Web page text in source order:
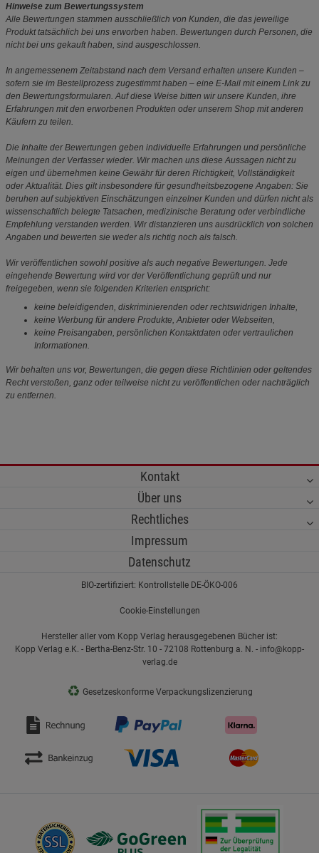
Hinweise zum Bewertungssystem
Alle Bewertungen stammen ausschließlich von Kunden, die das jeweilige
Produkt tatsächlich bei uns erworben haben. Bewertungen durch Personen, die
nicht bei uns gekauft haben, sind ausgeschlossen.
In angemessenem Zeitabstand nach dem Versand erhalten unsere Kunden –
sofern sie im Bestellprozess zugestimmt haben – eine E-Mail mit einem Link zu
den Bewertungsformularen. Auf diese Weise bitten wir unsere Kunden, ihre
Erfahrungen mit den erworbenen Produkten oder unserem Shop mit anderen
Käufern zu teilen.
Die Inhalte der Bewertungen geben individuelle Erfahrungen und persönliche
Meinungen der Verfasser wieder. Wir machen uns diese Aussagen nicht zu
eigen und übernehmen keine Gewähr für deren Richtigkeit, Vollständigkeit
oder Aktualität. Dies gilt insbesondere für gesundheitsbezogene Angaben: Sie
beruhen auf subjektiven Einschätzungen einzelner Kunden und dürfen nicht als
wissenschaftlich belegte Tatsachen, medizinische Beratung oder verbindliche
Empfehlung verstanden werden. Wir distanzieren uns ausdrücklich von solchen
Angaben und bewerten sie weder als richtig noch als falsch.
Wir veröffentlichen sowohl positive als auch negative Bewertungen. Jede
eingehende Bewertung wird vor der Veröffentlichung geprüft und nur
freigegeben, wenn sie folgenden Kriterien entspricht:
keine beleidigenden, diskriminierenden oder rechtswidrigen Inhalte,
keine Werbung für andere Produkte, Anbieter oder Webseiten,
keine Preisangaben, persönlichen Kontaktdaten oder vertraulichen
Informationen.
Wir behalten uns vor, Bewertungen, die gegen diese Richtlinien oder geltendes
Recht verstoßen, ganz oder teilweise nicht zu veröffentlichen oder nachträglich
zu entfernen.
Kontakt
Über uns
Rechtliches
Impressum
Datenschutz
BIO-zertifiziert: Kontrollstelle DE-ÖKO-006
Cookie-Einstellungen
Hersteller aller vom Kopp Verlag herausgegebenen Bücher ist:
Kopp Verlag e.K. - Bertha-Benz-Str. 10 - 72108 Rottenburg a. N. - info@kopp-
verlag.de
♻ Gesetzeskonforme Verpackungslizenzierung